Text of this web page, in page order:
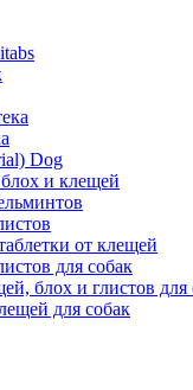
Dog
и клещей
от клещей
для собак
блох и глистов для
для собак